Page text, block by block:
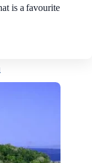
is a favourite